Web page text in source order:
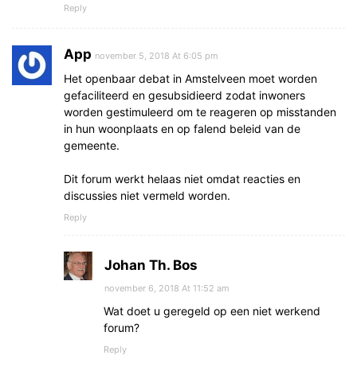
Reply
App november 5, 2018 At 6:05 pm
Het openbaar debat in Amstelveen moet worden
gefaciliteerd en gesubsidieerd zodat inwoners
worden gestimuleerd om te reageren op misstanden
in hun woonplaats en op falend beleid van de
gemeente.
Dit forum werkt helaas niet omdat reacties en
discussies niet vermeld worden.
Reply
Johan Th. Bos
november 6, 2018 At 11:52 am
Wat doet u geregeld op een niet werkend
forum?
Reply